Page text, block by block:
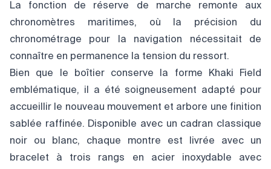
La fonction de réserve de marche remonte aux
chronomètres maritimes, où la précision du
chronométrage pour la navigation nécessitait de
connaître en permanence la tension du ressort.
Bien que le boîtier conserve la forme Khaki Field
emblématique, il a été soigneusement adapté pour
accueillir le nouveau mouvement et arbore une finition
sablée raffinée. Disponible avec un cadran classique
noir ou blanc, chaque montre est livrée avec un
bracelet à trois rangs en acier inoxydable avec